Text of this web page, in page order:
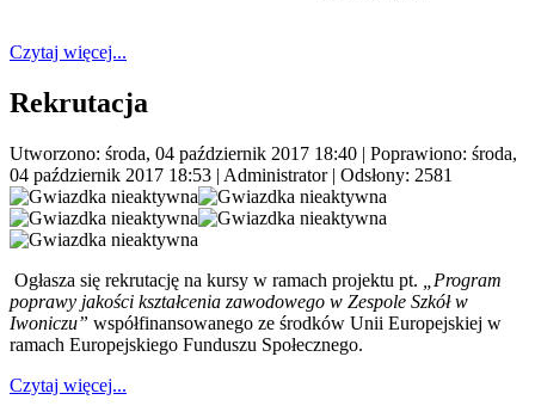
Czytaj więcej...
Rekrutacja
Utworzono: środa, 04 październik 2017 18:40 | Poprawiono: środa,
04 październik 2017 18:53 | Administrator| Odsłony: 2581
Ogłasza się rekrutację na kursy w ramach projektu pt.
„Program
poprawy jakości kształcenia zawodowego w Zespole Szkół w
Iwoniczu” współfinansowanego ze środków Unii Europejskiej w
ramach Europejskiego Funduszu Społecznego.
Czytaj więcej...